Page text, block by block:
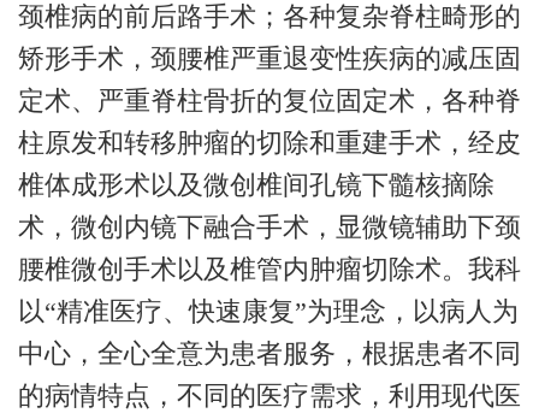
颈椎病的前后路手术；各种复杂脊柱畸形的
矫形手术，颈腰椎严重退变性疾病的减压固
定术、严重脊柱骨折的复位固定术，各种脊
柱原发和转移肿瘤的切除和重建手术，经皮
椎体成形术以及微创椎间孔镜下髓核摘除
术，微创内镜下融合手术，显微镜辅助下颈
腰椎微创手术以及椎管内肿瘤切除术。我科
以“精准医疗、快速康复”为理念，以病人为
中心，全心全意为患者服务，根据患者不同
的病情特点，不同的医疗需求，利用现代医